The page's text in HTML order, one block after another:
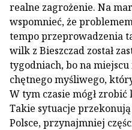
realne zagrożenie. Na
wspomnieć, że
tempo przeprowadzenia
wilk z Bieszczad został
tygodniach, bo na miejscu
chętnego myśliwego,
W tym czasie mógł
Takie sytuacje
Polsce, przynajmniej